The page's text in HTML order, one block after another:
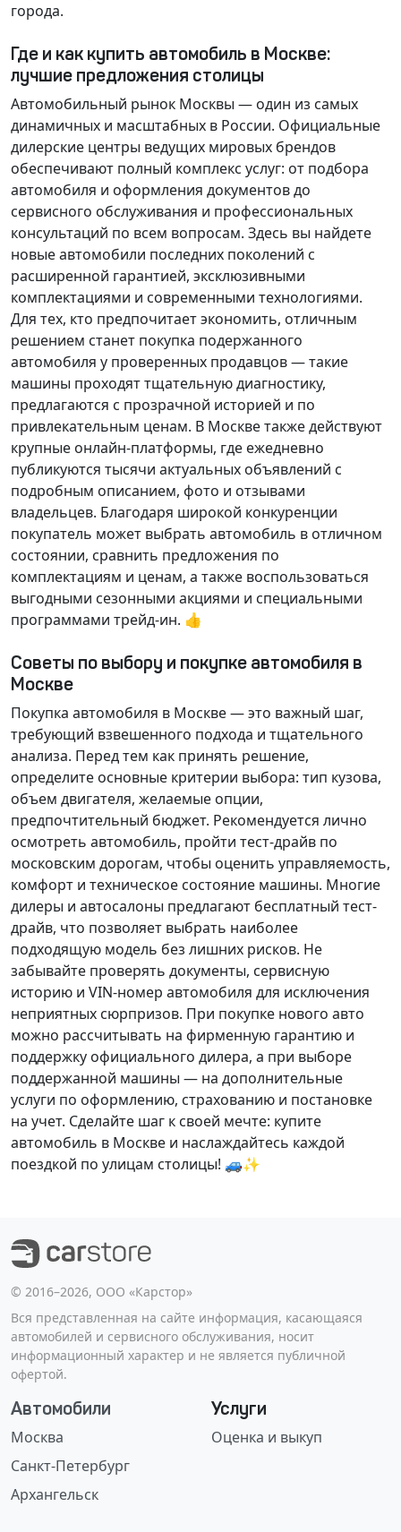
города.
Где и как купить автомобиль в Москве:
лучшие предложения столицы
Автомобильный рынок Москвы — один из самых
динамичных и масштабных в России. Официальные
дилерские центры ведущих мировых брендов
обеспечивают полный комплекс услуг: от подбора
автомобиля и оформления документов до
сервисного обслуживания и профессиональных
консультаций по всем вопросам. Здесь вы найдете
новые автомобили последних поколений с
расширенной гарантией, эксклюзивными
комплектациями и современными технологиями.
Для тех, кто предпочитает экономить, отличным
решением станет покупка подержанного
автомобиля у проверенных продавцов — такие
машины проходят тщательную диагностику,
предлагаются с прозрачной историей и по
привлекательным ценам. В Москве также действуют
крупные онлайн-платформы, где ежедневно
публикуются тысячи актуальных объявлений с
подробным описанием, фото и отзывами
владельцев. Благодаря широкой конкуренции
покупатель может выбрать автомобиль в отличном
состоянии, сравнить предложения по
комплектациям и ценам, а также воспользоваться
выгодными сезонными акциями и специальными
программами трейд-ин. 👍
Советы по выбору и покупке автомобиля в
Москве
Покупка автомобиля в Москве — это важный шаг,
требующий взвешенного подхода и тщательного
анализа. Перед тем как принять решение,
определите основные критерии выбора: тип кузова,
объем двигателя, желаемые опции,
предпочтительный бюджет. Рекомендуется лично
осмотреть автомобиль, пройти тест-драйв по
московским дорогам, чтобы оценить управляемость,
комфорт и техническое состояние машины. Многие
дилеры и автосалоны предлагают бесплатный тест-
драйв, что позволяет выбрать наиболее
подходящую модель без лишних рисков. Не
забывайте проверять документы, сервисную
историю и VIN-номер автомобиля для исключения
неприятных сюрпризов. При покупке нового авто
можно рассчитывать на фирменную гарантию и
поддержку официального дилера, а при выборе
поддержанной машины — на дополнительные
услуги по оформлению, страхованию и постановке
на учет. Сделайте шаг к своей мечте: купите
автомобиль в Москве и наслаждайтесь каждой
поездкой по улицам столицы! 🚙✨
©️ 2016–2026, ООО «Карстор»
Вся представленная на сайте информация, касающаяся
автомобилей и сервисного обслуживания, носит
информационный характер и не является публичной
офертой.
Автомобили
Москва
Санкт-Петербург
Архангельск
Услуги
Оценка и выкуп